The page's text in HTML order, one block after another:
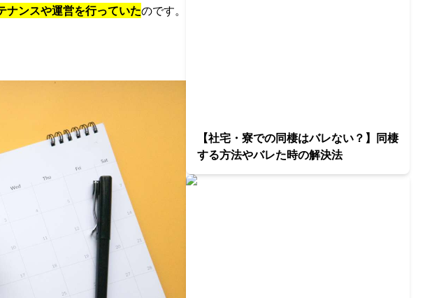
ナンスや運営を行っていたのです。
【社宅・寮での同棲はバレない？】同棲
する方法やバレた時の解決法